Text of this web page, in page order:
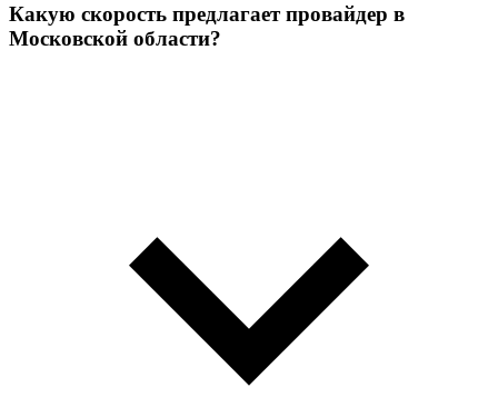
Какую скорость предлагает провайдер в
Московской области?